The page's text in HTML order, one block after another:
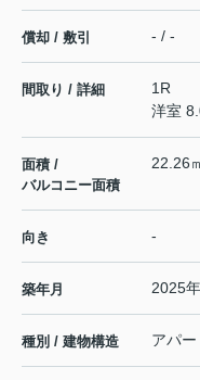
償却 / 敷引 - / -
間取り / 詳細
1R
洋室
面積 /
バルコニー面積
22.26
向き -
築年月 2025
種別 / 建物構造 アパ